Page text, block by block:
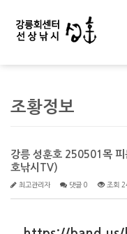
조황정보
강릉 성훈호 250501목 피
호낚시TV)
최고관리자 댓글 0 조회